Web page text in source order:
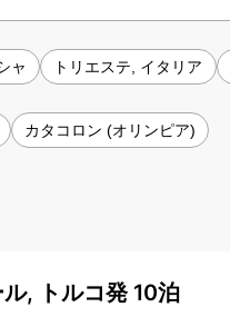
ャ トリエステ, イタリア
カタコロン (オリンピア)
, トルコ発 10泊